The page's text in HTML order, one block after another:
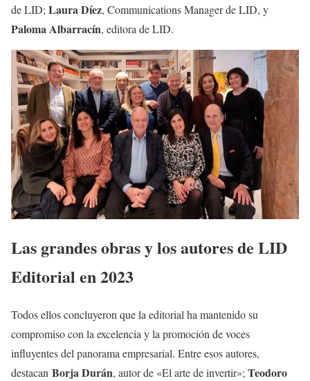
de LID; Laura Díez, Communications Manager de LID, y
Paloma Albarracín, editora de LID.
Las grandes obras y los autores de LID
Editorial en 2023
Todos ellos concluyeron que la editorial ha mantenido su
compromiso con la excelencia y la promoción de voces
influyentes del panorama empresarial. Entre esos autores,
destacan Borja Durán, autor de «El arte de invertir»; Teodoro